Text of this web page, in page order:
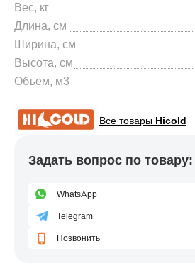
Вес, кг
Длина, см
Ширина, см
Высота, см
Объем, м3
Все товары Hicold
Задать вопрос по товару:
WhatsApp
Telegram
Позвонить